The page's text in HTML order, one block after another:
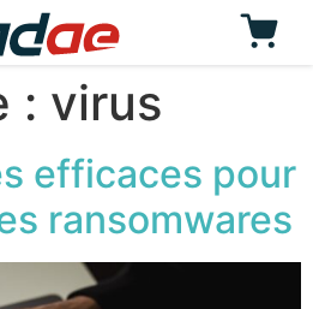
: virus
efficaces pour
ransomwares